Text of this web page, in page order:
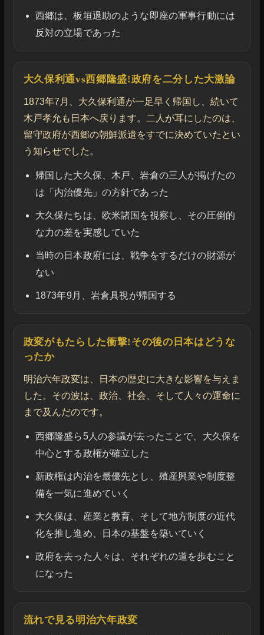
西郷は、板垣退助のような即座の軍事行動には
反対の立場であった
大久保利通vs西郷隆盛!政府を二分した大激論
1873年7月、大久保利通が一足早く帰国し、続いて
木戸孝允も日本へ戻ります。二人が耳にしたのは、
留守政府が西郷の朝鮮派遣をすでに決めていたとい
う知らせでした。
帰国した大久保、木戸、岩倉の三人が掲げたの
は「内治優先」の方針であった
大久保たちは、欧米諸国を視察し、その圧倒的
な力の差を実感していた
当時の日本政府には、戦争をするだけの財源が
ない
1873年9月、岩倉具視が帰国する
政変がもたらした衝撃!その後の日本はどうな
ったか
明治六年政変は、日本の歴史に大きな影響を与えま
した。その波は、政治、社会、そして人々の運命に
まで及んだのです。
西郷隆盛ら5人の参議が去ったことで、大久保を
中心とする政権が確立した
新政権は内治を最優先とし、殖産興業や制度整
備を一気に進めていく
大久保は、産業と教育、そして地方制度の近代
化を推し進め、日本の基盤を築いていく
政府を去った人々は、それぞれの道を歩むこと
になった
流れで見る明治六年政変